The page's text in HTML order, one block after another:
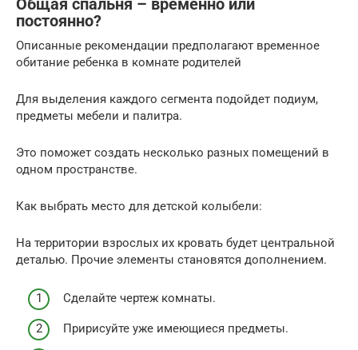
Общая спальня – временно или
постоянно?
Описанные рекомендации предполагают временное
обитание ребенка в комнате родителей
Для выделения каждого сегмента подойдет подиум,
предметы мебели и палитра.
Это поможет создать несколько разных помещений в
одном пространстве.
Как выбрать место для детской колыбели:
На территории взрослых их кровать будет центральной
деталью. Прочие элементы становятся дополнением.
Сделайте чертеж комнаты.
Пририсуйте уже имеющиеся предметы.